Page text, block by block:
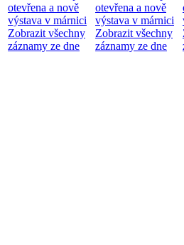
otevřena a nově
výstava v márnici
Zobrazit všechny
záznamy ze dne
otevřena a nově
výstava v márnici
Zobrazit všechny
záznamy ze dne